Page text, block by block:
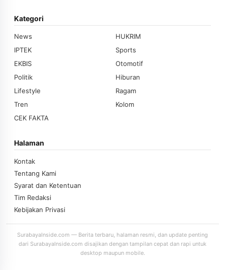
Kategori
News
HUKRIM
IPTEK
Sports
EKBIS
Otomotif
Politik
Hiburan
Lifestyle
Ragam
Tren
Kolom
CEK FAKTA
Halaman
Kontak
Tentang Kami
Syarat dan Ketentuan
Tim Redaksi
Kebijakan Privasi
SurabayaInside.com — Berita terbaru, halaman resmi, dan update penting
dari SurabayaInside.com disajikan dengan tampilan cepat dan rapi untuk
desktop maupun mobile.